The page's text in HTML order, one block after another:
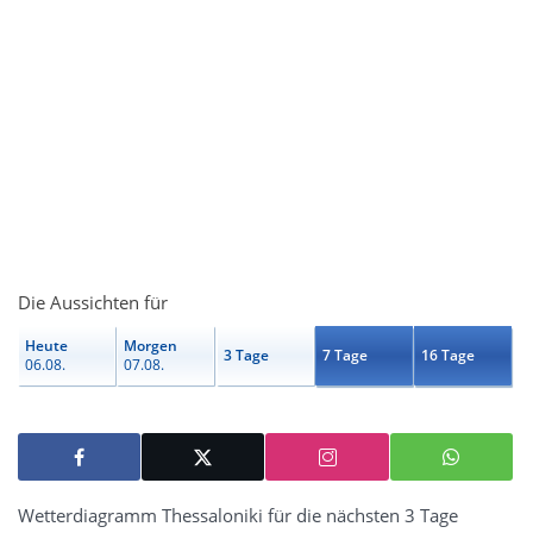
Die Aussichten für
Heute
06.08.
Morgen
07.08.
3 Tage 7 Tage 16 Tage
Wetterdiagramm Thessaloniki für die nächsten 3 Tage